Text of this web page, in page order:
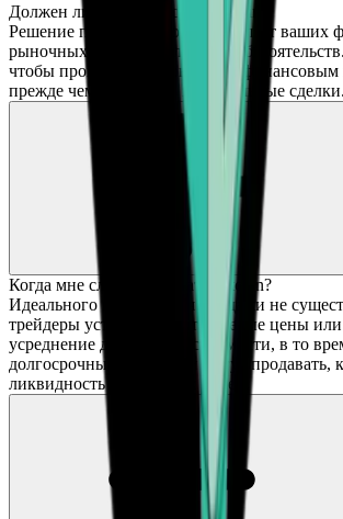
Должен ли я продать свой Bitcoin?
Решение продать Bitcoin зависит от ваших
рыночных условий и личных
чтобы проконсультироваться с финансовым
прежде чем совершать значительные сделки.
Когда мне следует продать Bitcoin?
Идеального времени для продажи не
трейдеры устанавливают целевые цены
усреднение долларовой стоимости, в то
долгосрочные держатели могут продавать,
ликвидность для личных целей.